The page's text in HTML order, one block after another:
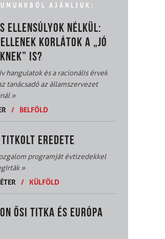
AJÁNLJUK:
ELLENSÚLYOK NÉLKÜL:
KORLÁTOK A „JÓ
IS?
hangulatok és a racionális érvek
tanácsadó az államszervezet
»
/ BELFÖLD
EREDETE
programját évtizedekkel
»
/ KÜLFÖLD
ŐSI TITKA ÉS EURÓPA